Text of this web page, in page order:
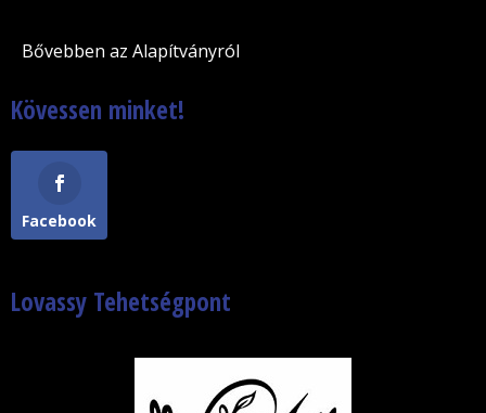
Bővebben az Alapítványról
Kövessen minket!
Facebook
Lovassy Tehetségpont